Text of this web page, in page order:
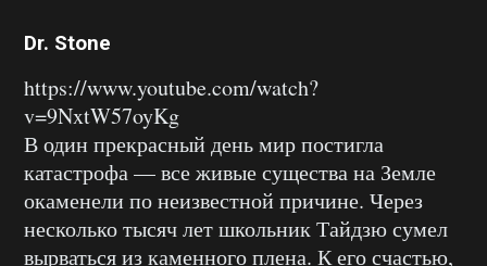
Dr. Stone
https://www.youtube.com/watch?
v=9NxtW57oyKg
В один прекрасный день мир постигла
катастрофа — все живые существа на Земле
окаменели по неизвестной причине. Через
несколько тысяч лет школьник Тайдзю сумел
вырваться из каменного плена. К его счастью,